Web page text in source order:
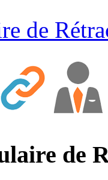
de
de